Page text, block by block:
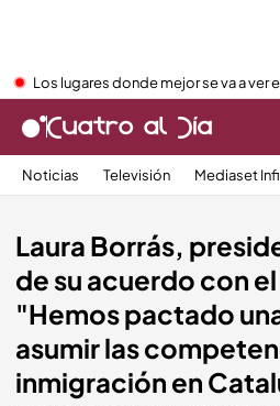
Los lugares donde mejor se va a ver
Noticias Televisión Mediaset
Laura Borrás,
de su acuerdo con
"Hemos pactado
asumir las
inmigración en